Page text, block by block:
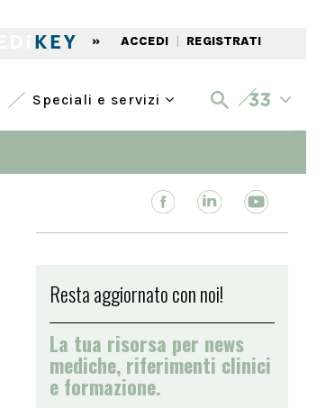
» ACCEDI | REGISTRATI
Speciali e servizi
Resta aggiornato con noi!
La tua risorsa per news
mediche, riferimenti clinici
e formazione.